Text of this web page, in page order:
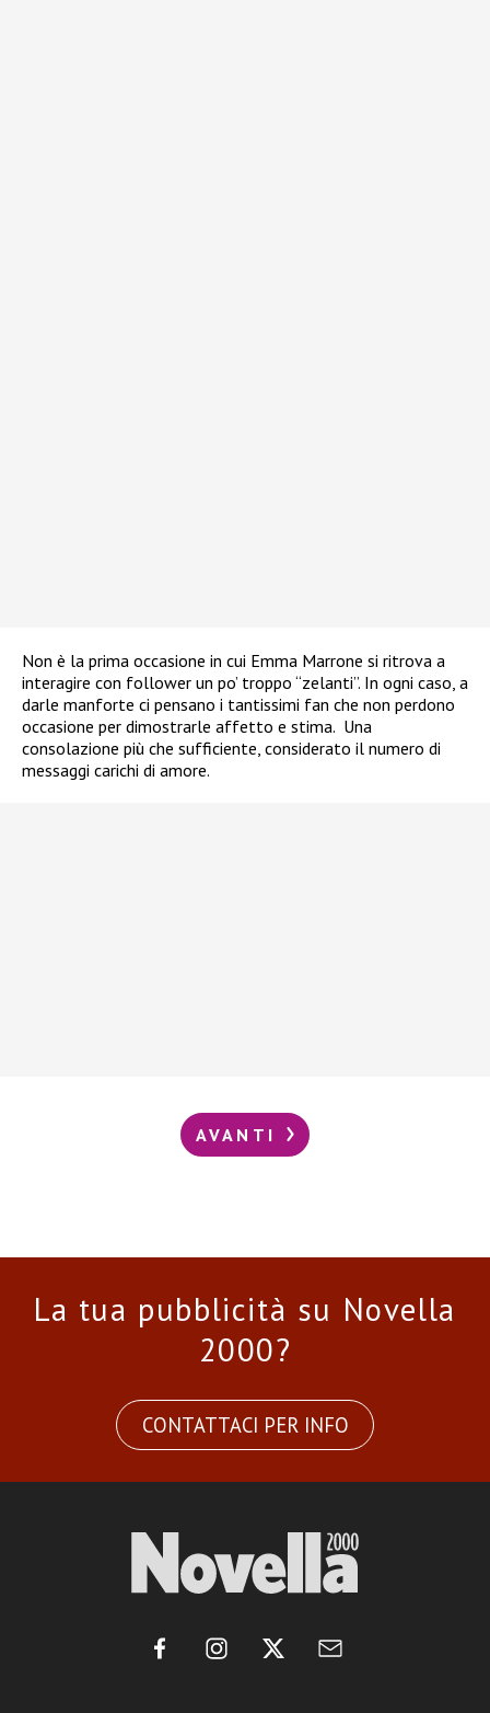
Non è la prima occasione in cui Emma Marrone si ritrova a
interagire con follower un po’ troppo “zelanti”. In ogni caso, a
darle manforte ci pensano i tantissimi fan che non perdono
occasione per dimostrarle affetto e stima. Una
consolazione più che sufficiente, considerato il numero di
messaggi carichi di amore.
AVANTI
La tua pubblicità su Novella
2000?
CONTATTACI PER INFO